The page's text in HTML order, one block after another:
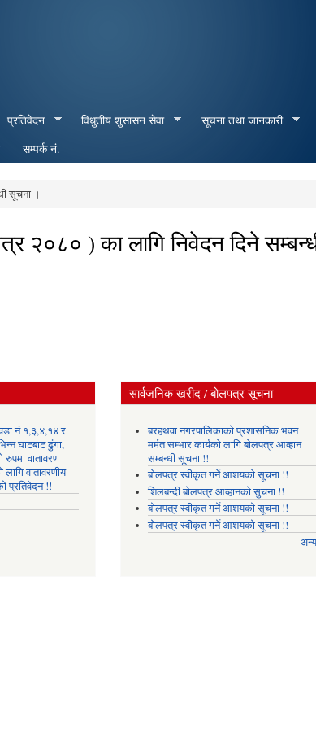
प्रतिवेदन विधुतीय शुसासन सेवा सूचना तथा जानकारी
सम्पर्क नं.
सूचना ।
२०८० ) का लागि निवेदन दिने
नं १,३,४,१४ र
घाटबाट ढुंगा,
रुपमा वातावरण
वातावरणीय
प्रतिवेदन !!
सार्वजनिक खरीद / बोलपत्र सूचना
बरहथवा नगरपालिकाको प्रशासनिक भवन
मर्मत सम्भार कार्यको लागि बोलपत्र आव्हान
सम्बन्धी सूचना !!
बोलपत्र स्वीकृत गर्ने आशयको सूचना !!
शिलबन्दी बोलपत्र आव्हानको सुचना !!
बोलपत्र स्वीकृत गर्ने आशयको सूचना !!
बोलपत्र स्वीकृत गर्ने आशयको सूचना !!
अन्य